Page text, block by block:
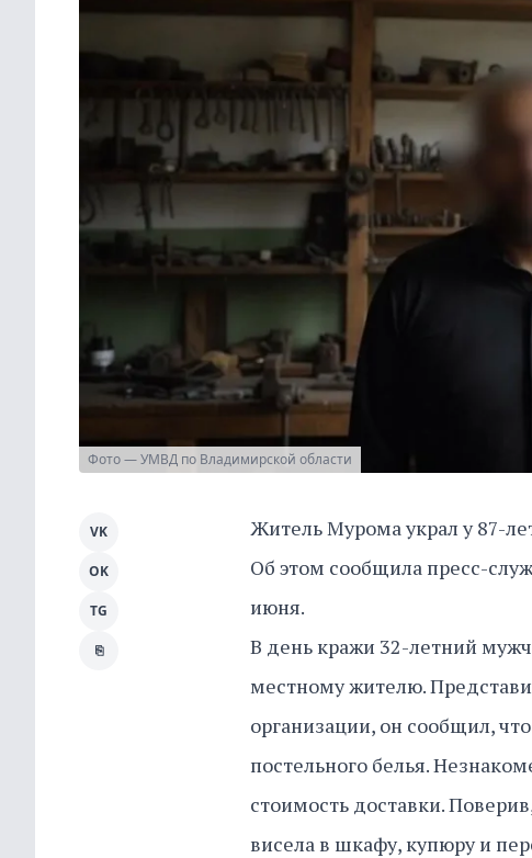
Фото — УМВД по Владимирской области
Житель Мурома украл у 87-
Об этом сообщила пресс-
июня.
В день кражи 32-летний
местному жителю.
организации, он сообщил,
постельного белья.
стоимость доставки.
висела в шкафу, купюру и
VK
OK
TG
⎘